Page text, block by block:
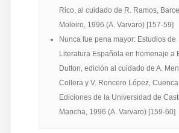
Rico, al cuidado de R. Ramos,
Moleiro, 1996 (A. Varvaro) [157-59]
Nunca fue pena mayor: Estudios de
Literatura Española en homenaje a
Dutton, edición al cuidado de A.
Collera y V. Roncero López, Cuenca,
Ediciones de la Universidad de
Mancha, 1996 (A. Varvaro) [159-60]